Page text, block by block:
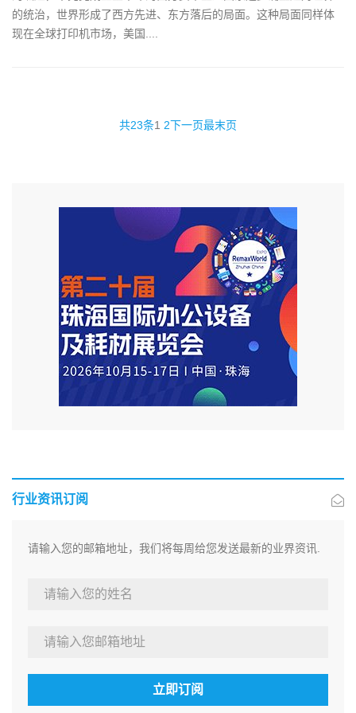
的统治，世界形成了西方先进、东方落后的局面。这种局面同样体
现在全球打印机市场，美国....
共23条1 2下一页最末页
行业资讯订阅
请输入您的邮箱地址，我们将每周给您发送最新的业界资讯.
立即订阅